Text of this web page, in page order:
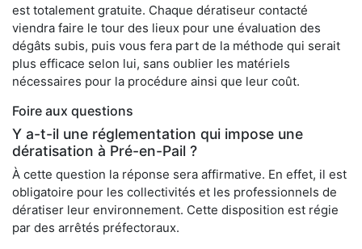
est totalement gratuite. Chaque dératiseur contacté
viendra faire le tour des lieux pour une évaluation des
dégâts subis, puis vous fera part de la méthode qui serait
plus efficace selon lui, sans oublier les matériels
nécessaires pour la procédure ainsi que leur coût.
Foire aux questions
Y a-t-il une réglementation qui impose une
dératisation à Pré-en-Pail ?
À cette question la réponse sera affirmative. En effet, il est
obligatoire pour les collectivités et les professionnels de
dératiser leur environnement. Cette disposition est régie
par des arrêtés préfectoraux.